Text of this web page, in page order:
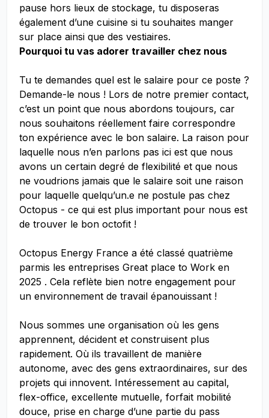
pause hors lieux de stockage, tu disposeras
également d’une cuisine si tu souhaites manger
sur place ainsi que des vestiaires.
Pourquoi tu vas adorer travailler chez nous
Tu te demandes quel est le salaire pour ce poste ?
Demande-le nous ! Lors de notre premier contact,
c’est un point que nous abordons toujours, car
nous souhaitons réellement faire correspondre
ton expérience avec le bon salaire. La raison pour
laquelle nous n’en parlons pas ici est que nous
avons un certain degré de flexibilité et que nous
ne voudrions jamais que le salaire soit une raison
pour laquelle quelqu’un.e ne postule pas chez
Octopus - ce qui est plus important pour nous est
de trouver le bon octofit !
Octopus Energy France a été classé quatrième
parmis les entreprises Great place to Work en
2025 . Cela reflète bien notre engagement pour
un environnement de travail épanouissant !
Nous sommes une organisation où les gens
apprennent, décident et construisent plus
rapidement. Où ils travaillent de manière
autonome, avec des gens extraordinaires, sur des
projets qui innovent. Intéressement au capital,
flex-office, excellente mutuelle, forfait mobilité
douce, prise en charge d’une partie du pass